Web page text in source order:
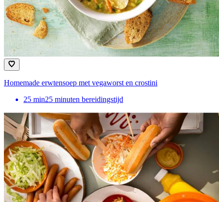
Homemade erwtensoep met vegaworst en crostini
25 min25 minuten bereidingstijd